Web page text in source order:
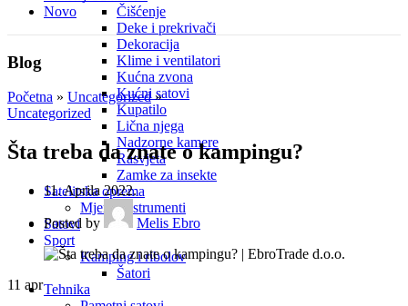
Čišćenje
Deke i prekrivači
Dekoracija
Klime i ventilatori
Kućna zvona
Kućni satovi
Kupatilo
Lična njega
Nadzorne kamere
Rasvjeta
Zamke za insekte
Satelitska oprema
Mjerni instrumenti
Satovi
Sport
Kamping i ribolov
Šatori
Tehnika
Novo
Blog
Početna » Uncategorized»
Uncategorized
Šta treba da znate o kampingu?
11. Aprila 2022.
Posted by Melis Ebro
11 apr